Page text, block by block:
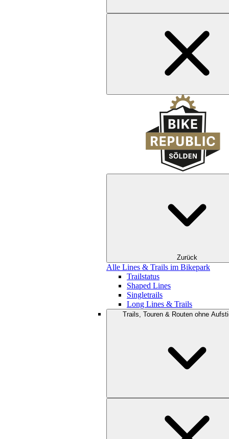
Zurück
Alle Lines & Trails im Bikepark
Trailstatus
Shaped Lines
Singletrails
Long Lines & Trails
Trails, Touren & Routen ohne